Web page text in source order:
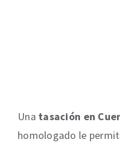
Una tasación en
homologado le